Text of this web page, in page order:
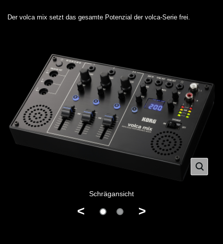
Der volca mix setzt das gesamte Potenzial der volca-Serie frei.
Schrägansicht
< >